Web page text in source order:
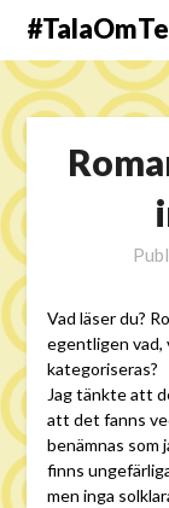
Vad läser du?
egentligen vad,
kategoriseras?
Jag tänkte att
att det fanns
benämnas som
finns
men inga